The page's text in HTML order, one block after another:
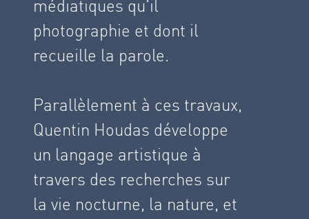
médiatiques qu'il
photographie et dont il
recueille la parole.
Parallèlement à ces travaux,
Quentin Houdas développe
un langage artistique à
travers des recherches sur
la vie nocturne, la nature, et